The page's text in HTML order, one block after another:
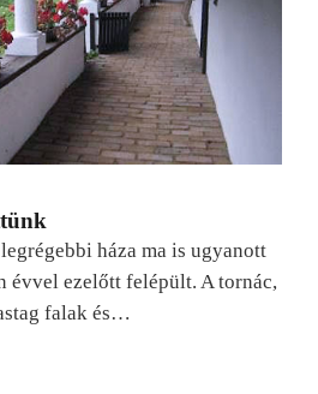
háza ma is ugyanott
évvel ezelőtt felépült. A tornác,
falak és…